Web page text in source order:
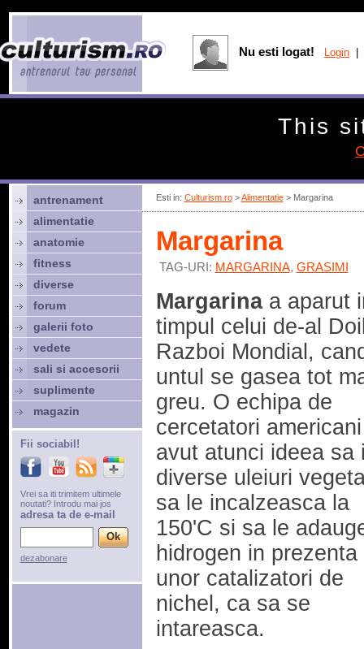
Esti in: Culturism.ro>Alimentatie> Margarina
Margarina
TAG-URI: MARGARINA, GRASIMI
Margarinaa aparut
timpul celui de-al
Razboi Mondial,
untul se gasea tot
greu. O echipa de
cercetatori
avut atunci ideea sa
diverse uleiuri
sa le incalzeasca la
150'C si sa le
hidrogen in prezenta
unor catalizatori de
nichel, ca sa se
intareasca.
antrenament
alimentatie
anatomie
fitness
diverse
forum
galerii foto
vedete
sali si accesorii
suplimente
magazin
Fii sociabil!
Vrei sa iti trimitem ultimele
noutati? Introdu mai jos
adresa ta de e-mail
dezabonare
Nu esti logat! Login
This